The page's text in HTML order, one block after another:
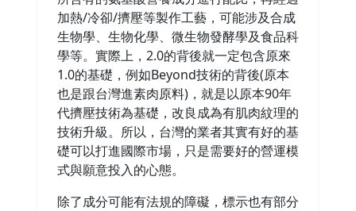
加熱/冷卻/擠壓等製作工藝，可能涉及合成
生物學、生物化學、微生物發酵學及食品科
學等。實際上，2.0的背後就一定包含原來
1.0的基礎，例如Beyond技術的背後(原本
也是跟台灣進素肉原料)，就是以原本90年
代擠壓技術為基礎，改良成為有肌肉紋理的
技術升級。所以，台灣的業者其實有好的基
礎可以打進國際市場，只是需要好的營運模
式與願意投入的心態。
除了成分可能有法規的障礙，標示也有部分